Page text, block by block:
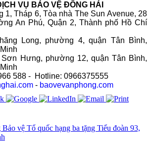
VỤ BẢO VỆ ĐÔNG HẢI
1, Tháp 6, Tòa nhà The Sun Avenue, 28
An Phú, Quận 2, Thành phố Hồ Chí
Long, phường 4, quận Tân Bình,
Hưng, phường 12, quận Tân Bình,
588 - Hotline: 0966375555
- baovevanphong.com